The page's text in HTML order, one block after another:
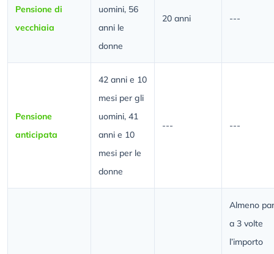
Pensione di
vecchiaia
uomini, 56
anni le
donne
20 anni ---
Pensione
anticipata
42 anni e 10
mesi per gli
uomini, 41
anni e 10
mesi per le
donne
--- ---
Almeno
a 3 volte
l’importo